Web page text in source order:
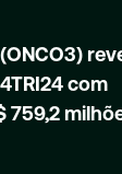
com
759,2